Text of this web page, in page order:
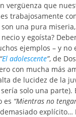
vergüenza que
trabajosamente
una pura
y egoísta?
ejemplos – y no
“El adolescente”, de
con mucha más
de lucidez de la
solo una parte).
es “Mientras no
explícito…